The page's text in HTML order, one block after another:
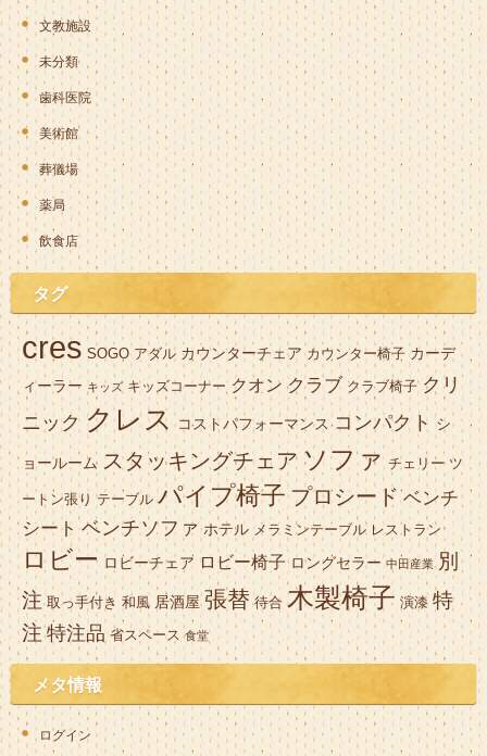
文教施設
未分類
歯科医院
美術館
葬儀場
薬局
飲食店
タグ
cres SOGO アダル カウンターチェア カウンター椅子 カーデ
ィーラー キッズ キッズコーナー クオン クラブ クラブ椅子 クリ
ニック クレス コストパフォーマンス コンパクト シ
ョールーム スタッキングチェア ソファ チェリー ツ
ートン張り テーブル パイプ椅子 プロシード ベンチ
シート ベンチソファ ホテル メラミンテーブル レストラン
ロビー ロビーチェア ロビー椅子 ロングセラー 中田産業 別
注 取っ手付き 和風 居酒屋 張替 待合 木製椅子 演漆 特
注 特注品 省スペース 食堂
メタ情報
ログイン